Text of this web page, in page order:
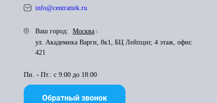
info@centrattek.ru
Ваш город:
Москва
ул. Академика Варги, 8к1, БЦ Лейпциг, 4 этаж, офис
421
Пн. - Пт.: с 9:00 до 18:00
Обратный звонок